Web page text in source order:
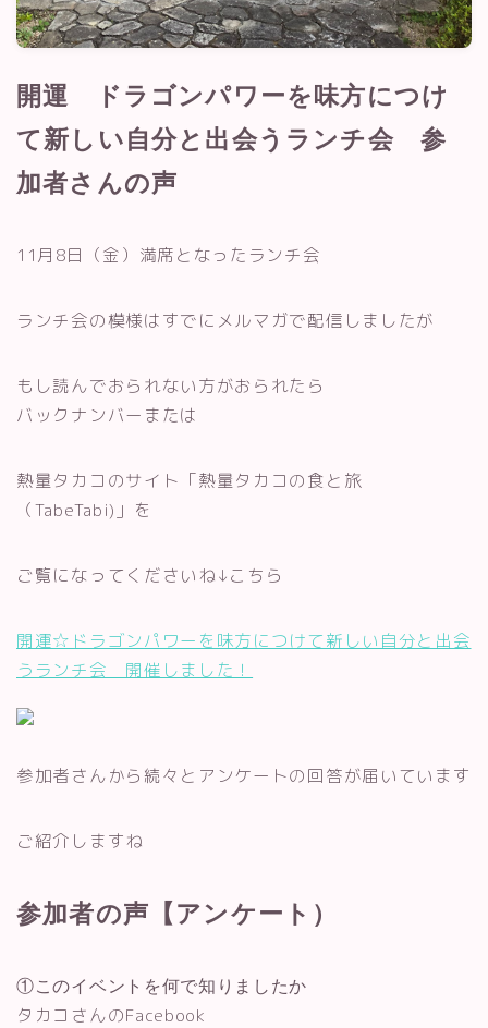
開運 ドラゴンパワーを味方につけ
て新しい自分と出会うランチ会 参
加者さんの声
11月8日（金）満席となったランチ会
ランチ会の模様はすでにメルマガで配信しましたが
もし読んでおられない方がおられたら
バックナンバーまたは
熱量タカコのサイト「熱量タカコの食と旅
（TabeTabi)」を
ご覧になってくださいね↓こちら
開運☆ドラゴンパワーを味方につけて新しい自分と出会
うランチ会 開催しました！
参加者さんから続々とアンケートの回答が届いています
ご紹介しますね
参加者の声【アンケート）
①このイベントを何で知りましたか
タカコさんのFacebook